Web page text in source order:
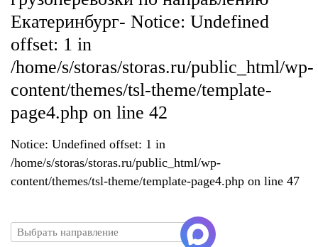
Екатеринбург- Notice: Undefined
offset: 1 in
/home/s/storas/storas.ru/public_html/wp-
content/themes/tsl-theme/template-
page4.php on line 42
Notice: Undefined offset: 1 in
/home/s/storas/storas.ru/public_html/wp-
content/themes/tsl-theme/template-page4.php on line 47